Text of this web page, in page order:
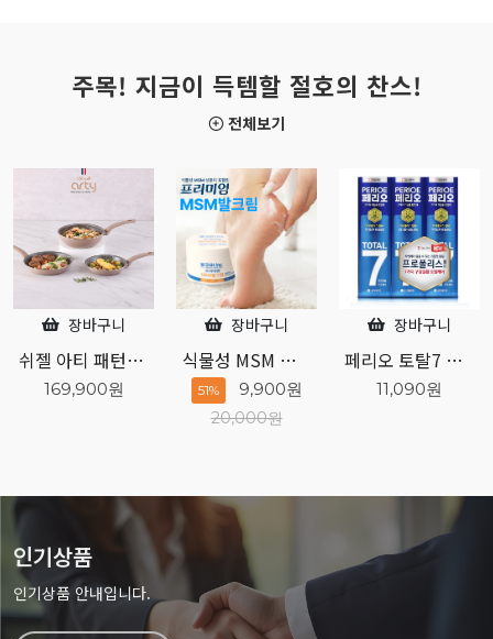
주목! 지금이 득템할 절호의 찬스!
전체보기
장바구니
식물성 MSM 성분 프리미엄 발크림
51% 9,900원
장바구니
페리오 토탈7 오리지널 140g 3개입
11,090원
장바구니
엘라스틴 샴푸하듯 10분 간편염색 80g 흑갈색
7,760원
인기상품
인기상품 안내입니다.